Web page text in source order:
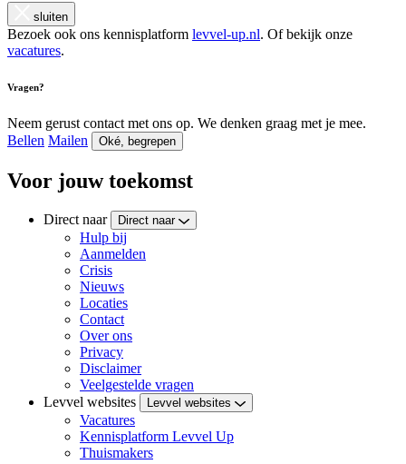
sluiten
Bezoek ook ons kennisplatform levvel-up.nl. Of bekijk onze
vacatures.
Vragen?
Neem gerust contact met ons op. We denken graag met je mee.
Bellen Mailen Oké, begrepen
Voor jouw toekomst
Direct naar Direct naar
Hulp bij
Aanmelden
Crisis
Nieuws
Locaties
Contact
Over ons
Privacy
Disclaimer
Veelgestelde vragen
Levvel websites
Levvel websites
Vacatures
Kennisplatform Levvel Up
Thuismakers